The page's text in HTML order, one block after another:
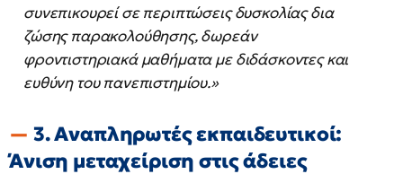
συνεπικουρεί σε περιπτώσεις δυσκολίας δια
ζώσης παρακολούθησης, δωρεάν
φροντιστηριακά μαθήματα με διδάσκοντες και
ευθύνη του πανεπιστημίου.»
3. Αναπληρωτές εκπαιδευτικοί:
Άνιση μεταχείριση στις άδειες